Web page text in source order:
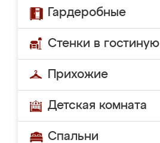
Гардеробные
Стенки в гостиную
Прихожие
Детская комната
Спальни